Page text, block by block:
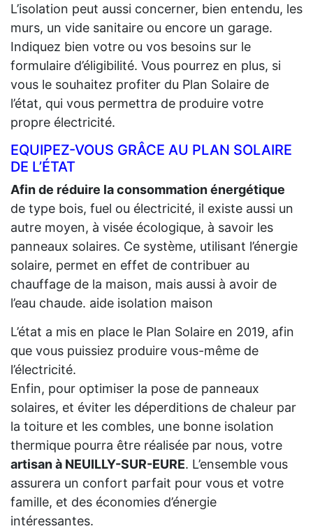
L’isolation peut aussi concerner, bien entendu, les
murs, un vide sanitaire ou encore un garage.
Indiquez bien votre ou vos besoins sur le
formulaire d’éligibilité. Vous pourrez en plus, si
vous le souhaitez profiter du Plan Solaire de
l’état, qui vous permettra de produire votre
propre électricité.
EQUIPEZ-VOUS GRÂCE AU PLAN SOLAIRE
DE L’ÉTAT
Afin de réduire la consommation énergétique
de type bois, fuel ou électricité, il existe aussi un
autre moyen, à visée écologique, à savoir les
panneaux solaires. Ce système, utilisant l’énergie
solaire, permet en effet de contribuer au
chauffage de la maison, mais aussi à avoir de
l’eau chaude. aide isolation maison
L’état a mis en place le Plan Solaire en 2019, afin
que vous puissiez produire vous-même de
l’électricité.
Enfin, pour optimiser la pose de panneaux
solaires, et éviter les déperditions de chaleur par
la toiture et les combles, une bonne isolation
thermique pourra être réalisée par nous, votre
artisan à NEUILLY-SUR-EURE. L’ensemble vous
assurera un confort parfait pour vous et votre
famille, et des économies d’énergie
intéressantes.